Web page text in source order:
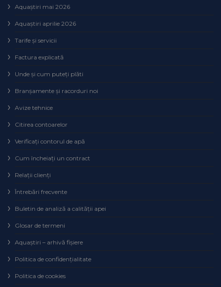
Aquaștiri mai 2026
Aquaștiri aprilie 2026
Tarife și servicii
Factura explicată
Unde și cum puteţi plăti
Branșamente și racorduri noi
Avize tehnice
Citirea contoarelor
Verificaţi contorul de apă
Cum încheiaţi un contract
Relaţii clienţi
Întrebări frecvente
Buletin de analiză a calităţii apei
Glosar de termeni
Aquaștiri – arhivă fișiere
Politica de confidențialitate
Politica de cookies